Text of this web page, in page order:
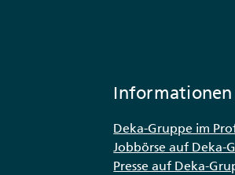
Deka-Gruppe im
Jobbörse auf Deka-
Presse auf Deka-